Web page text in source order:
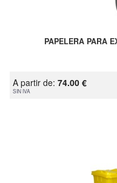
PAPELERA PARA
A partir de: 74.00 €
SIN IVA